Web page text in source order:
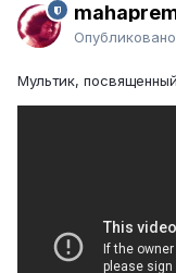
Опубликовано
Мультик,